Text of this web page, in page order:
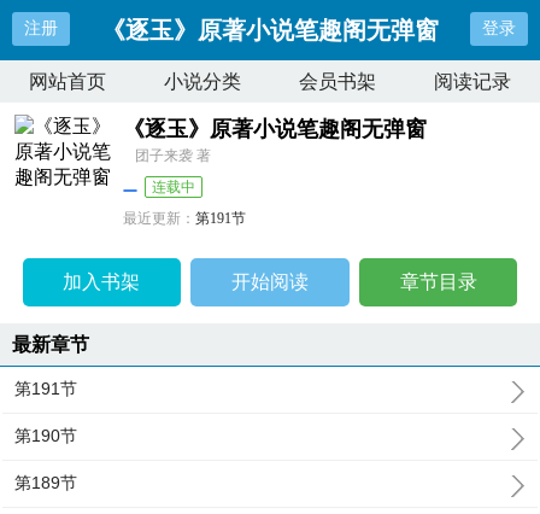
注册 《逐玉》原著小说笔趣阁无弹窗 登录
网站首页 小说分类 会员书架 阅读记录
《逐玉》原著小说笔趣阁无弹窗
团子来袭 著
连载中
最近更新：第191节
加入书架 开始阅读 章节目录
最新章节
第191节
第190节
第189节